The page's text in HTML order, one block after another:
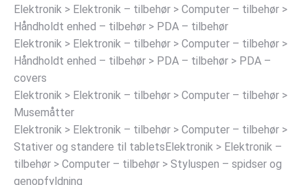
Elektronik > Elektronik – tilbehør > Computer – tilbehør >
Håndholdt enhed – tilbehør > PDA – tilbehør
Elektronik > Elektronik – tilbehør > Computer – tilbehør >
Håndholdt enhed – tilbehør > PDA – tilbehør > PDA –
covers
Elektronik > Elektronik – tilbehør > Computer – tilbehør >
Musemåtter
Elektronik > Elektronik – tilbehør > Computer – tilbehør >
Stativer og standere til tabletsElektronik > Elektronik –
tilbehør > Computer – tilbehør > Styluspen – spidser og
genopfyldning